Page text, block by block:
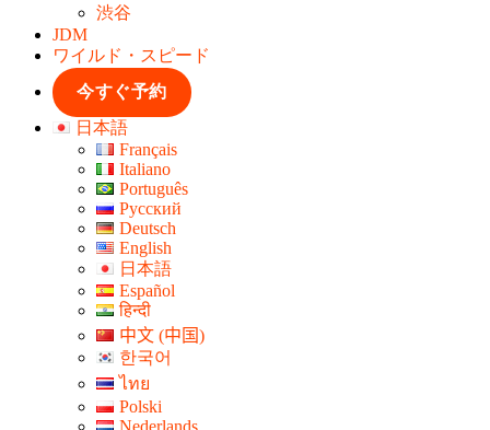
渋谷
JDM
ワイルド・スピード
今すぐ予約
日本語
Français
Italiano
Português
Русский
Deutsch
English
日本語
Español
हिन्दी
中文 (中国)
한국어
ไทย
Polski
Nederlands